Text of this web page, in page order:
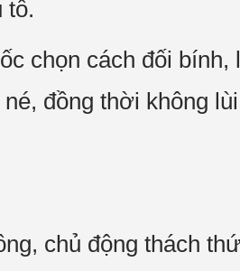
tố.
chọn cách đối bính,
đồng thời không
chủ động thách